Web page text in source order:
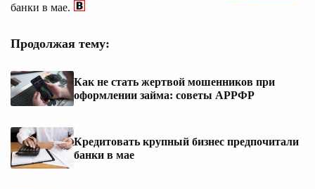
банки в мае.
Продолжая тему:
Как не стать жертвой мошенников при
оформлении займа: советы АРРФР
Кредитовать крупный бизнес предпочитали
банки в мае